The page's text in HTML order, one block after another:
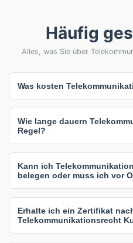
Häufig
Alles, was Sie über
Was kosten
Viele Anbieter bieten auch
nach Teilnehmerzahl,
Wie lange dauern
Regel?
genaue Dauer hängt vom
Kompaktkurse sind oft kürzer,
Kann ich
belegen oder muss ich vor
Kurse bieten maximale
Austausch ermöglichen.
Erhalte ich ein Zertifikat
Telekommunikationsrecht